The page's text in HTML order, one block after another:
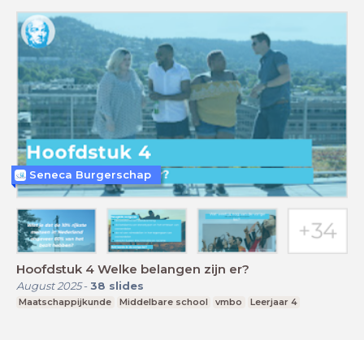
Hoofdstuk 4 Welke belangen zijn er?
August 2025- 38 slides
Maatschappijkunde Middelbare school vmbo Leerjaar 4
Seneca Burgerschap